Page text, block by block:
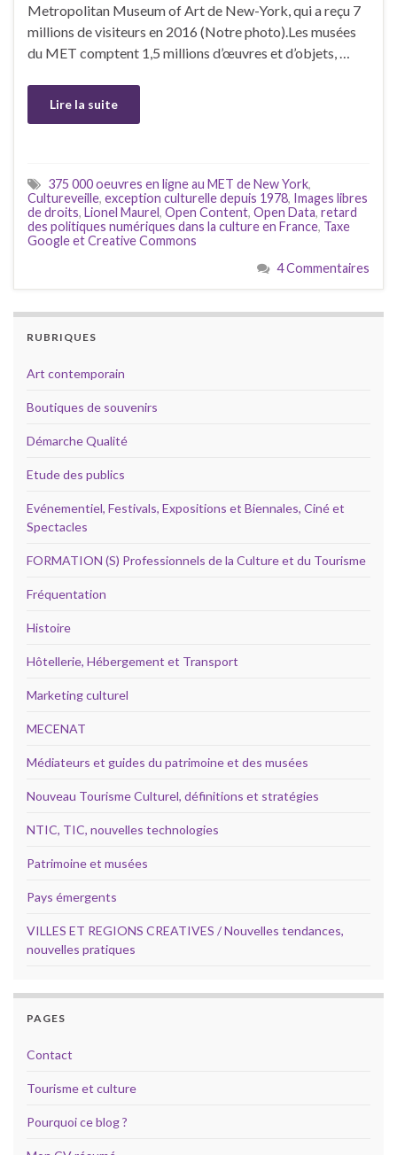
Metropolitan Museum of Art de New-York, qui a reçu 7
millions de visiteurs en 2016 (Notre photo).Les musées
du MET comptent 1,5 millions d’œuvres et d’objets, …
Lire la suite
375 000 oeuvres en ligne au MET de New York,
Cultureveille, exception culturelle depuis 1978, Images libres
de droits, Lionel Maurel, Open Content, Open Data, retard
des politiques numériques dans la culture en France, Taxe
Google et Creative Commons
4 Commentaires
RUBRIQUES
Art contemporain
Boutiques de souvenirs
Démarche Qualité
Etude des publics
Evénementiel, Festivals, Expositions et Biennales, Ciné et
Spectacles
FORMATION (S) Professionnels de la Culture et du Tourisme
Fréquentation
Histoire
Hôtellerie, Hébergement et Transport
Marketing culturel
MECENAT
Médiateurs et guides du patrimoine et des musées
Nouveau Tourisme Culturel, définitions et stratégies
NTIC, TIC, nouvelles technologies
Patrimoine et musées
Pays émergents
VILLES ET REGIONS CREATIVES / Nouvelles tendances,
nouvelles pratiques
PAGES
Contact
Tourisme et culture
Pourquoi ce blog ?